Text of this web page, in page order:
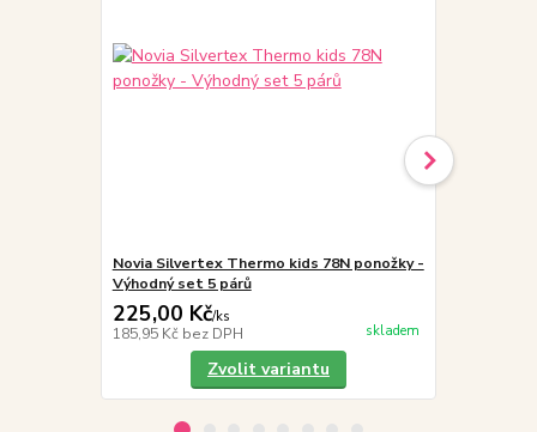
Novia Silvertex Thermo kids 78N ponožky -
Výhodný set 5 párů
225,00 Kč/ks
185,95 Kč bez DPH skladem
Zvolit variantu